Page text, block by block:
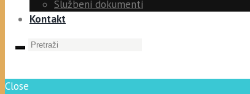
Službeni dokumenti
Kontakt
Close